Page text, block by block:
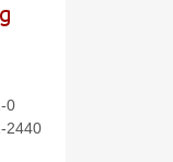
0
2440